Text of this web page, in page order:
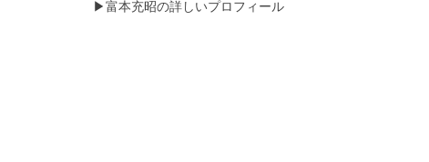
▶ 富本充昭の詳しいプロフィール